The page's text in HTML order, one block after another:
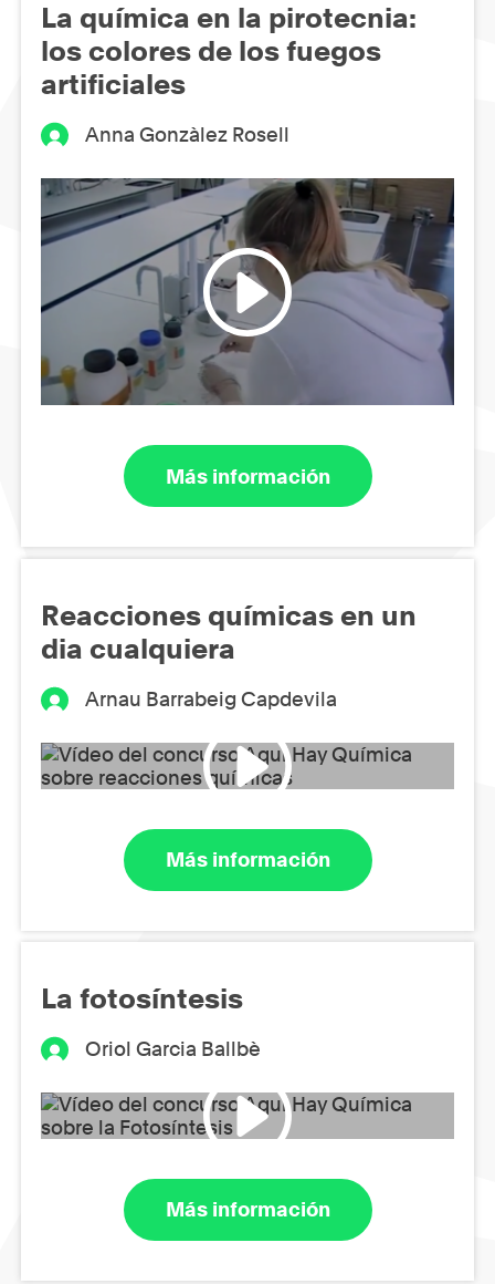
La química en la pirotecnia:
los colores de los fuegos
artificiales
Anna Gonzàlez Rosell
Más información
Reacciones químicas en un
dia cualquiera
Arnau Barrabeig Capdevila
Más información
La fotosíntesis
Oriol Garcia Ballbè
Más información